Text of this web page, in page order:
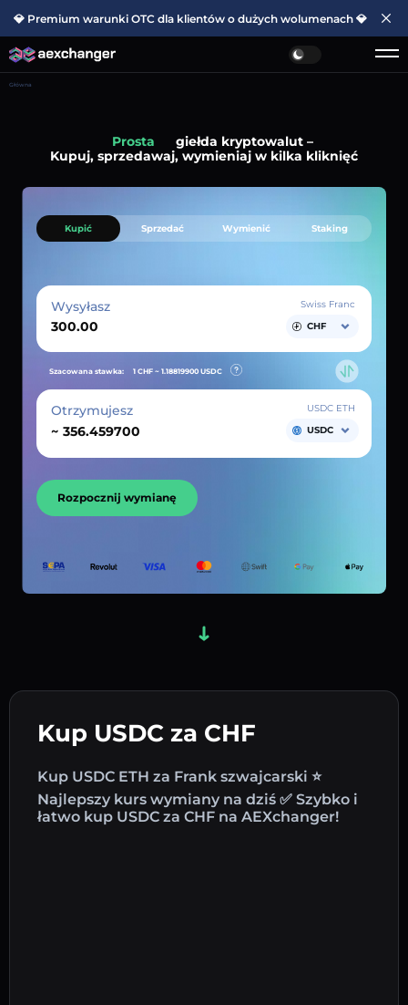
💎 Premium warunki OTC dla klientów o dużych wolumenach 💎
Główna
Prosta
giełda kryptowalut –
Kupuj, sprzedawaj, wymieniaj w kilka kliknięć
Kup USDC za CHF
Kup USDC ETH za Frank szwajcarski ⭐
Najlepszy kurs wymiany na dziś ✅ Szybko i
łatwo kup USDC za CHF na AEXchanger!
Kupić Sprzedać Wymienić Staking
Wysyłasz
Swiss Franc
CHF
Szacowana stawka: 1 CHF ~ 1.18819900 USDC
Otrzymujesz
~
USDC ETH
USDC
Rozpocznij wymianę